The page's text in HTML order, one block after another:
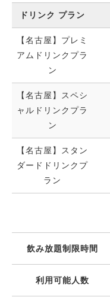
ドリンク プラン
【名古屋】プレミ
アムドリンクプラ
ン
【名古屋】スペシ
ャルドリンクプラ
ン
【名古屋】スタン
ダードドリンクプ
ラン
飲み放題制限時間
利用可能人数